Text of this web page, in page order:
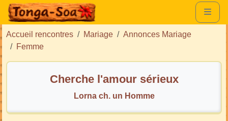
Accueil rencontres Mariage
Annonces Mariage
Femme
Cherche l'amour sérieux
Lorna ch. un Homme